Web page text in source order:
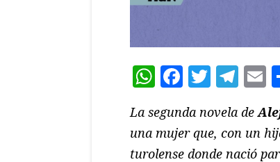
WhatsApp
La segunda novela de
una mujer que, con un
turolense donde nació